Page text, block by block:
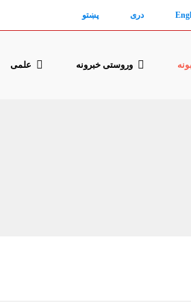
پښتو دری
علمی وروستی خبرونه